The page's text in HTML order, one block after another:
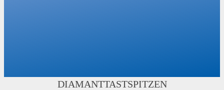
DIAMANTTASTSPITZEN